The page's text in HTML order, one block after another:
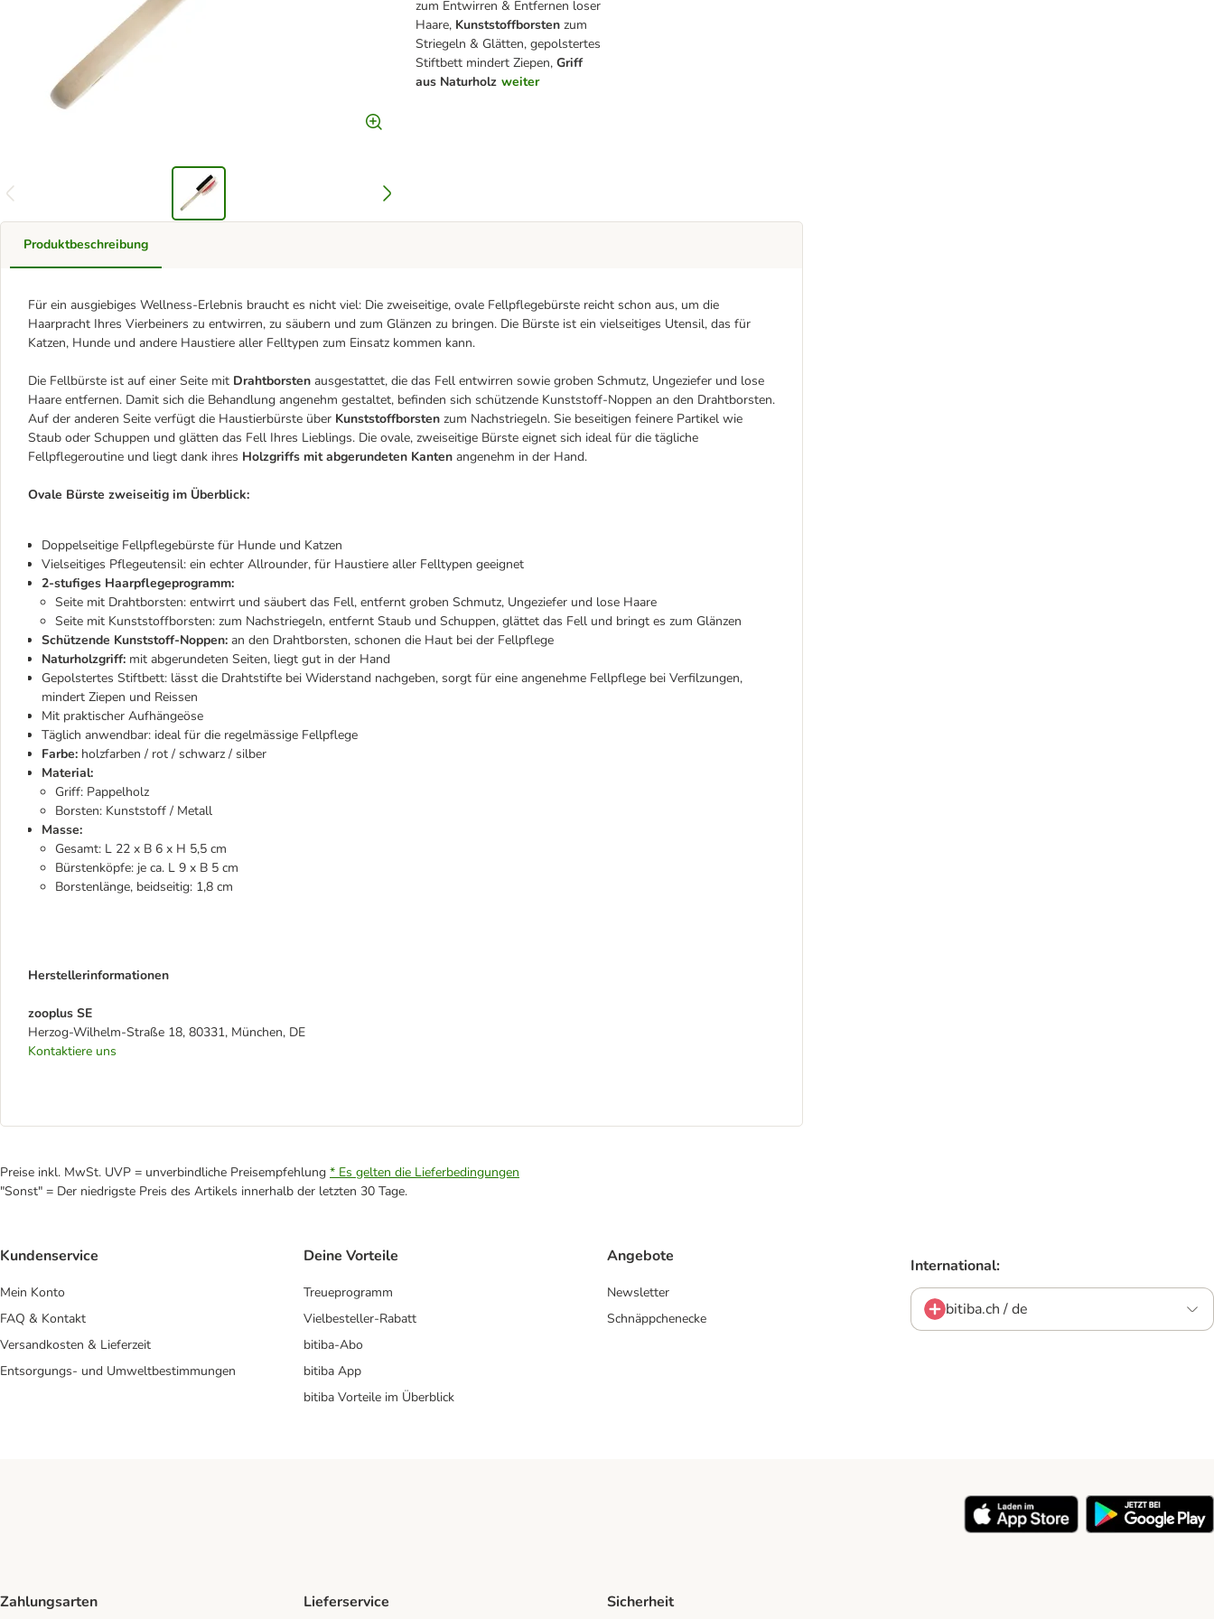
zum Entwirren & Entfernen loser
Haare, Kunststoffborsten zum
Striegeln & Glätten, gepolstertes
Stiftbett mindert Ziepen,Griff
aus Naturholz weiter
Produktbeschreibung
Für ein ausgiebiges Wellness-Erlebnis braucht es nicht viel: Die zweiseitige, ovale Fellpflegebürste reicht schon aus, um die
Haarpracht Ihres Vierbeiners zu entwirren, zu säubern und zum Glänzen zu bringen. Die Bürste ist ein vielseitiges Utensil, das für
Katzen, Hunde und andere Haustiere aller Felltypen zum Einsatz kommen kann.
Die Fellbürste ist auf einer Seite mit Drahtborsten ausgestattet, die das Fell entwirren sowie groben Schmutz, Ungeziefer und lose
Haare entfernen. Damit sich die Behandlung angenehm gestaltet, befinden sich schützende Kunststoff-Noppen an den Drahtborsten.
Auf der anderen Seite verfügt die Haustierbürste über Kunststoffborsten zum Nachstriegeln. Sie beseitigen feinere Partikel wie
Staub oder Schuppen und glätten das Fell Ihres Lieblings. Die ovale, zweiseitige Bürste eignet sich ideal für die tägliche
Fellpflegeroutine und liegt dank ihres Holzgriffs mit abgerundeten Kanten angenehm in der Hand.
Ovale Bürste zweiseitig im Überblick:
Doppelseitige Fellpflegebürste für Hunde und Katzen
Vielseitiges Pflegeutensil: ein echter Allrounder, für Haustiere aller Felltypen geeignet
2-stufiges Haarpflegeprogramm:
Seite mit Drahtborsten: entwirrt und säubert das Fell, entfernt groben Schmutz, Ungeziefer und lose Haare
Seite mit Kunststoffborsten: zum Nachstriegeln, entfernt Staub und Schuppen, glättet das Fell und bringt es zum Glänzen
Schützende Kunststoff-Noppen: an den Drahtborsten, schonen die Haut bei der Fellpflege
Naturholzgriff: mit abgerundeten Seiten, liegt gut in der Hand
Gepolstertes Stiftbett: lässt die Drahtstifte bei Widerstand nachgeben, sorgt für eine angenehme Fellpflege bei Verfilzungen,
mindert Ziepen und Reissen
Mit praktischer Aufhängeöse
Täglich anwendbar: ideal für die regelmässige Fellpflege
Farbe: holzfarben / rot / schwarz / silber
Material:
Griff: Pappelholz
Borsten: Kunststoff / Metall
Masse:
Gesamt: L 22 x B 6 x H 5,5 cm
Bürstenköpfe: je ca. L 9 x B 5 cm
Borstenlänge, beidseitig: 1,8 cm
Herstellerinformationen
zooplus SE
Herzog-Wilhelm-Straße 18, 80331, München, DE
Kontaktiere uns
Preise inkl. MwSt. UVP = unverbindliche Preisempfehlung * Es gelten die Lieferbedingungen
"Sonst" = Der niedrigste Preis des Artikels innerhalb der letzten 30 Tage.
Kundenservice
Mein Konto
FAQ & Kontakt
Versandkosten & Lieferzeit
Entsorgungs- und Umweltbestimmungen
Deine Vorteile
Treueprogramm
Vielbesteller-Rabatt
bitiba-Abo
bitiba App
bitiba Vorteile im Überblick
Angebote
Newsletter
Schnäppchenecke
International:
bitiba.ch / de
Zahlungsarten Lieferservice Sicherheit